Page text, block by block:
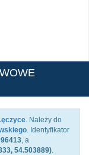
. Należy do
. Identyfikator
, a
54.503889).